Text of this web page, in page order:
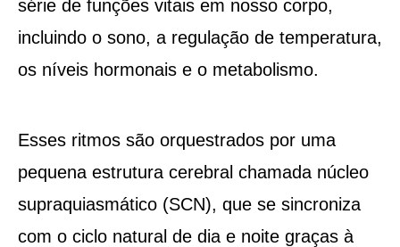
série de funções vitais em nosso corpo,
incluindo o sono, a regulação de temperatura,
os níveis hormonais e o metabolismo.
Esses ritmos são orquestrados por uma
pequena estrutura cerebral chamada núcleo
supraquiasmático (SCN), que se sincroniza
com o ciclo natural de dia e noite graças à